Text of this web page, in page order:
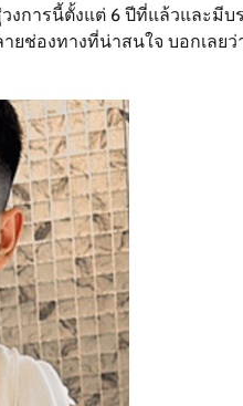
งการนี้ตั้งแต่ 6 ปีที่แล้วและมีบ
ยช่องทางที่น่าสนใจ บอกเลยว่